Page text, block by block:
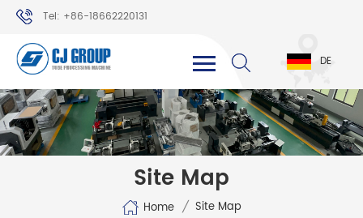
Tel: +86-18662220131
WhatsApp: +86-18662220131
DE
Site Map
Home / Site Map